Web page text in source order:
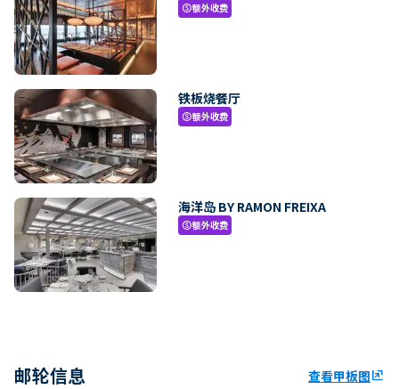
paid额外收费
铁板烧餐厅
paid额外收费
海洋岛 BY RAMON FREIXA
paid额外收费
邮轮信息 查看甲板图ungroup